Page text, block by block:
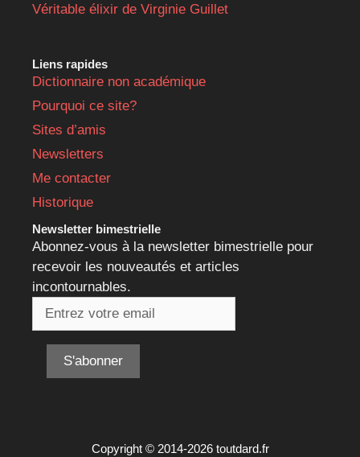
Véritable élixir de Virginie Guillet
Liens rapides
Dictionnaire non académique
Pourquoi ce site?
Sites d’amis
Newsletters
Me contacter
Historique
Newsletter bimestrielle
Abonnez-vous à la newsletter bimestrielle pour
recevoir les nouveautés et articles
incontournables.
Copyright © 2014-2026 toutdard.fr